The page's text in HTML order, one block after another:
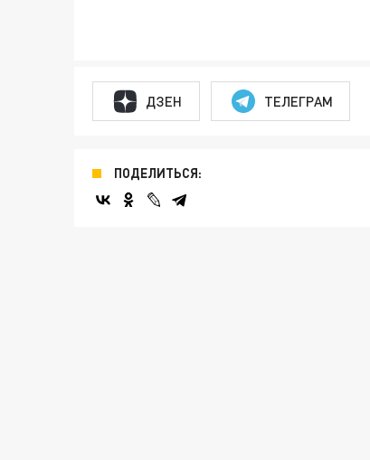
ДЗЕН ТЕЛЕГРАМ
ПОДЕЛИТЬСЯ: